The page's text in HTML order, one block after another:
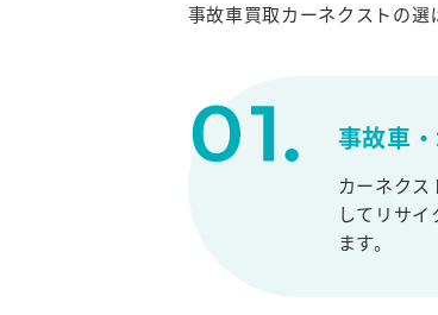
事故車買取カーネクストの選
事故車
カーネク
してリサ
ます。